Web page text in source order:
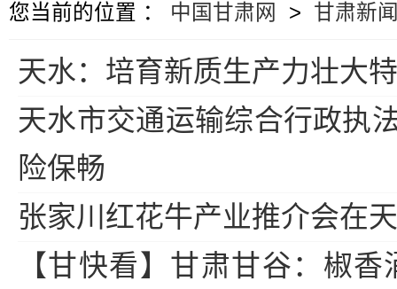
您当前的位置 ： 中国甘肃网 > 甘肃新
天水：培育新质生产力壮大
天水市交通运输综合行政执
险保畅
张家川红花牛产业推介会在
【甘快看】甘肃甘谷：椒